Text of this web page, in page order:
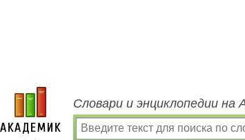
Словари и энциклопедии на